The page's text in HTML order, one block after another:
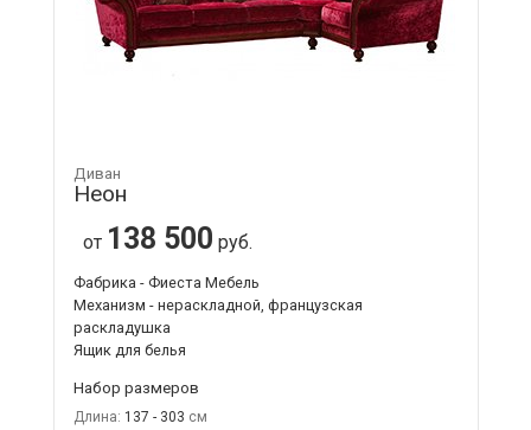
Диван
Неон
от 138 500 руб.
Фабрика - Фиеста Мебель
Механизм - нераскладной, французская
раскладушка
Ящик для белья
Набор размеров
Длина: 137 - 303